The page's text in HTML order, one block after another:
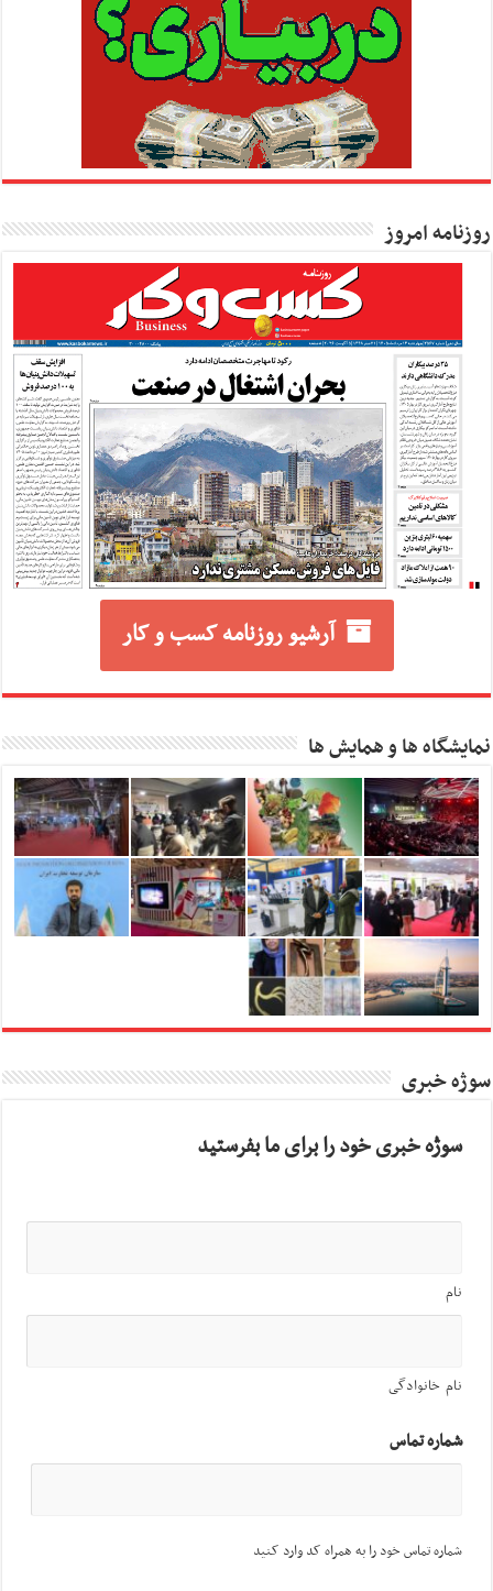
روزنامه امروز
آرشیو روزنامه کسب و کار
نمایشگاه ها و همایش ها
سوژه خبری
سوژه خبری خود را برای ما بفرستید
نام
نام خانوادگی
شماره تماس
شماره تماس خود را به همراه کد وارد کنید